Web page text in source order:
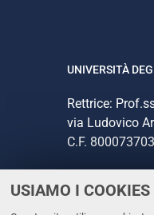
USIAMO I COOKIES
UNIVERSITÀ
Rettrice:
via Ludovico
C.F.
CONTATTI